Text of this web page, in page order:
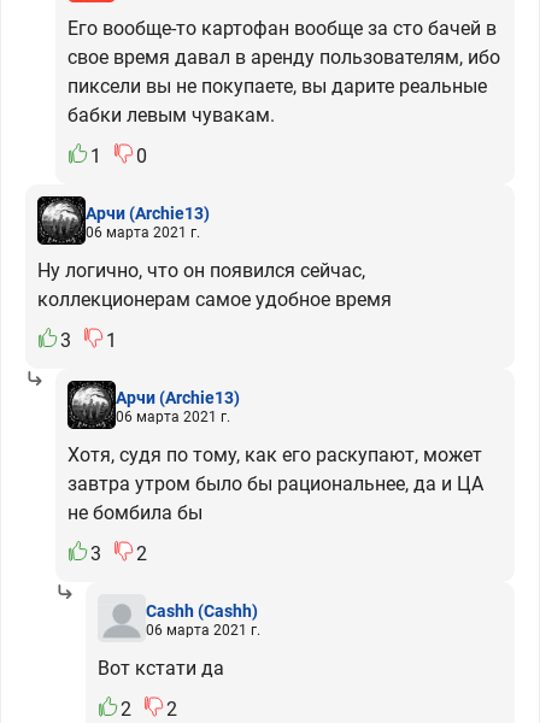
Его вообще-то картофан вообще за сто бачей в
свое время давал в аренду пользователям, ибо
пиксели вы не покупаете, вы дарите реальные
бабки левым чувакам.
1
0
Арчи(Archie13)
06 марта 2021 г.
Ну логично, что он появился сейчас,
коллекционерам самое удобное время
3
1
Арчи(Archie13)
06 марта 2021 г.
Хотя, судя по тому, как его раскупают, может
завтра утром было бы рациональнее, да и ЦА
не бомбила бы
3
2
Cashh(Cashh)
06 марта 2021 г.
Вот кстати да
2
2